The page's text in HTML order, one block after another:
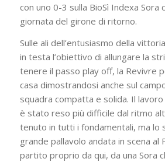
con uno 0-3 sulla BioSì Indexa Sora
giornata del girone di ritorno.
Sulle ali dell’entusiasmo della
in testa l’obiettivo di allungare la
tenere il passo play off, la Revivre
casa dimostrandosi anche sul
squadra compatta e solida. Il lavoro
è stato reso più difficile dal ritmo
tenuto in tutti i fondamentali, ma lo
grande pallavolo andata in scena al
partito proprio da qui, da una Sora